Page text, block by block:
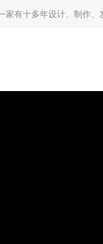
有十多年设计、制作、